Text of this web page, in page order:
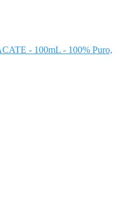
- 100mL - 100% Puro,